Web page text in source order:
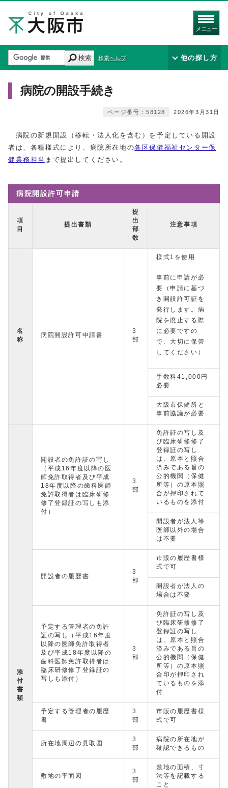
メニュー
検索 検索ヘルプ 他の探し方
病院の開設手続き
2026年3月31日
ページ番号：58128
病院の新規開設（移転・法人化を含む）を予定している開設
者は、各種様式により、病院所在地の各区保健福祉センター保
健業務担当 まで提出してください。
病院開設許可申請
項
目
提出書類
提
出
部
数
注意事項
名
称
病院開設許可申請書
3
部
様式1を使用
事前に申請が必
要（申請に基づ
き開設許可証を
発行します。病
院を廃止する際
に必要ですの
で、大切に保管
してください）
手数料41,000円
必要
大阪市保健所と
事前協議が必要
添
付
書
類
開設者の免許証の写し
（平成16年度以降の医
師免許取得者及び平成
18年度以降の歯科医師
免許取得者は臨床研修
修了登録証の写しも添
付）
3
部
免許証の写し及
び臨床研修修了
登録証の写し
は、原本と照合
済みである旨の
公的機関（保健
所等）の原本照
合が押印されて
いるものを添付
開設者が法人等
医師以外の場合
は不要
開設者の履歴書
3
部
市販の履歴書様
式で可
開設者が法人の
場合は不要
予定する管理者の免許
証の写し（平成16年度
以降の医師免許取得者
及び平成18年度以降の
歯科医師免許取得者は
臨床研修修了登録証の
写しも添付）
3
部
免許証の写し及
び臨床研修修了
登録証の写し
は、原本と照合
済みである旨の
公的機関（保健
所等）の原本照
合印が押印され
ているものを添
付
予定する管理者の履歴
書
3
部
市販の履歴書様
式で可
所在地周辺の見取図
3
部
病院の所在地が
確認できるもの
敷地の平面図
3
部
敷地の面積、寸
法等を記載する
こと